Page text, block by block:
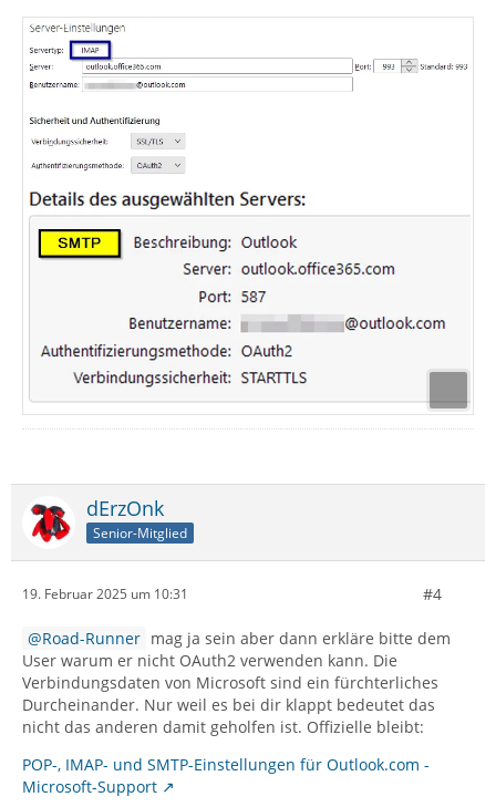
dErzOnk
Senior-Mitglied
19. Februar 2025 um 10:31 #4
Road-Runner mag ja sein aber dann erkläre bitte dem
User warum er nicht OAuth2 verwenden kann. Die
Verbindungsdaten von Microsoft sind ein fürchterliches
Durcheinander. Nur weil es bei dir klappt bedeutet das
nicht das anderen damit geholfen ist. Offizielle bleibt:
POP-, IMAP- und SMTP-Einstellungen für Outlook.com -
Microsoft-Support